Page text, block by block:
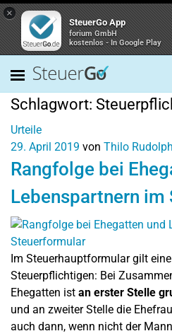
×
SteuerGo App
forium GmbH
kostenlos - In Google Play
Schlagwort:
Urteile
29. April 2019 von Thilo Rudolph
Rangfolge bei
Lebenspartnern
Im Steuerhauptformular gilt
Steuerpflichtigen: Bei
Ehegatten ist an erster Stelle
und an zweiter Stelle die
auch dann, wenn nicht der